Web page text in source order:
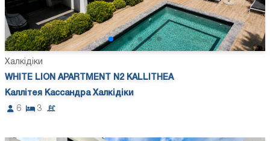
Халкідіки
WHITE LION APARTMENT N2 KALLITHEA
Каллітея Кассандра Халкідіки
6
3